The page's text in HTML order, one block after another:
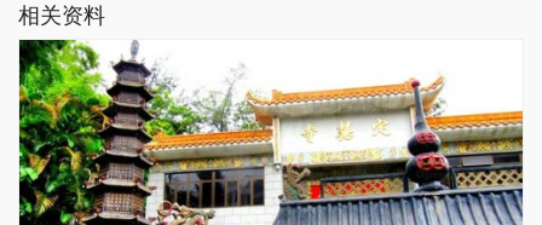
相关资料